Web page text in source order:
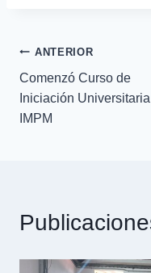
ANTERIOR
Comenzó Curso de
Iniciación
IMPM